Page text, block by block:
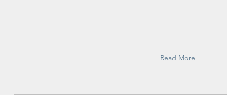
Read More